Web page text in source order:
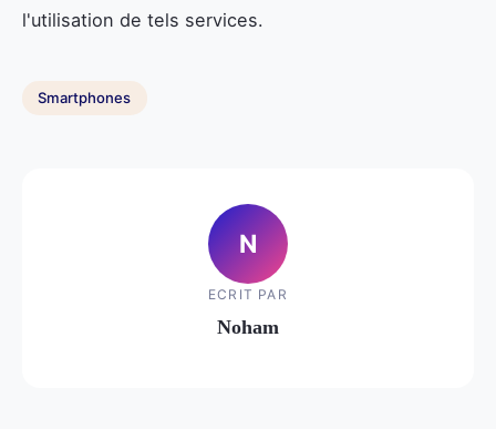
l'utilisation de tels services.
Smartphones
N
ECRIT PAR
Noham